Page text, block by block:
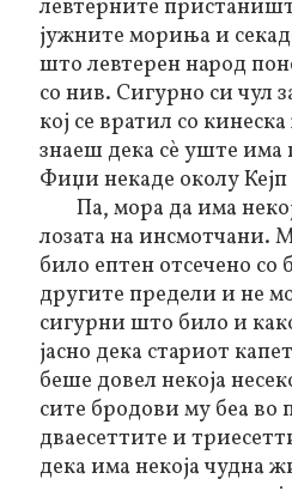
левтерните
јужните мориња и
што левтерен народ
со нив. Сигурно си чул
кој се вратил со
знаеш дека сѐ уште има
Фиџи некаде околу
Па, мора да има
лозата на инсмотчани.
било ептен отсечено со
другите предели и не
сигурни што било и
јасно дека стариот
беше довел некоја
сите бродови му беа во
дваесеттите и
дека има некоја чудна